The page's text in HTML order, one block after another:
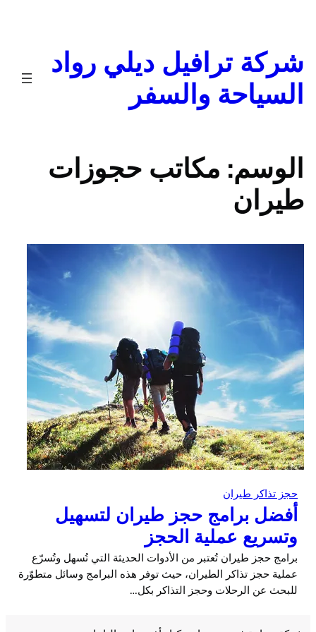
شركة ترافيل ديلي رواد
السياحة والسفر
الوسم: مكاتب حجوزات
طيران
حجز تذاكر طيران
أفضل برامج حجز طيران لتسهيل
وتسريع عملية الحجز
برامج حجز طيران تُعتبر من الأدوات الحديثة التي تُسهل وتُسرّع
عملية حجز تذاكر الطيران، حيث توفر هذه البرامج وسائل متطوّرة
للبحث عن الرحلات وحجز التذاكر بكل…